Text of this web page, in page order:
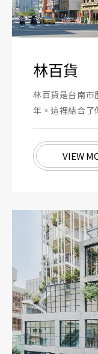
林百貨
林百貨是台南市
年。這裡結合了
VIEW